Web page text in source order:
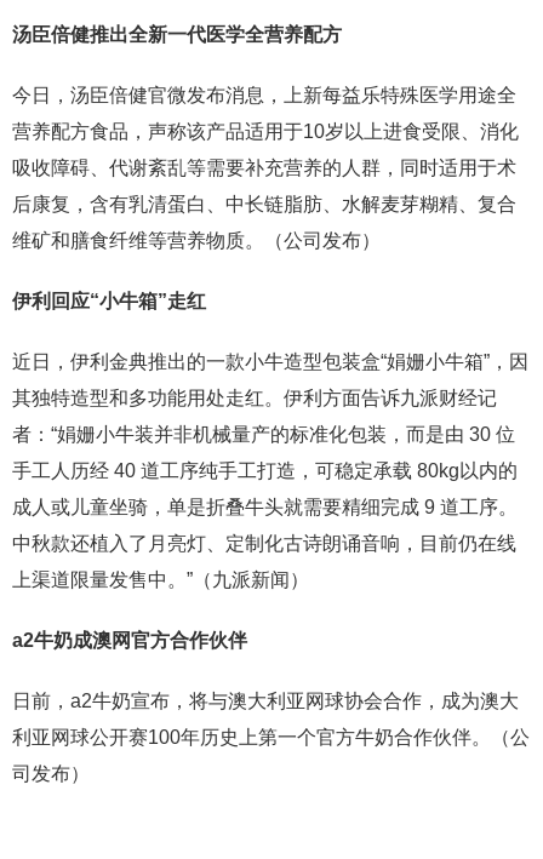
汤臣倍健推出全新一代医学全营养配方
今日，汤臣倍健官微发布消息，上新每益乐特殊医学用途全
营养配方食品，声称该产品适用于10岁以上进食受限、消化
吸收障碍、代谢紊乱等需要补充营养的人群，同时适用于术
后康复，含有乳清蛋白、中长链脂肪、水解麦芽糊精、复合
维矿和膳食纤维等营养物质。（公司发布）
伊利回应“小牛箱”走红
近日，伊利金典推出的一款小牛造型包装盒“娟姗小牛箱”，因
其独特造型和多功能用处走红。伊利方面告诉九派财经记
者：“娟姗小牛装并非机械量产的标准化包装，而是由 30 位
手工人历经 40 道工序纯手工打造，可稳定承载 80kg以内的
成人或儿童坐骑，单是折叠牛头就需要精细完成 9 道工序。
中秋款还植入了月亮灯、定制化古诗朗诵音响，目前仍在线
上渠道限量发售中。”（九派新闻）
a2牛奶成澳网官方合作伙伴
日前，a2牛奶宣布，将与澳大利亚网球协会合作，成为澳大
利亚网球公开赛100年历史上第一个官方牛奶合作伙伴。（公
司发布）